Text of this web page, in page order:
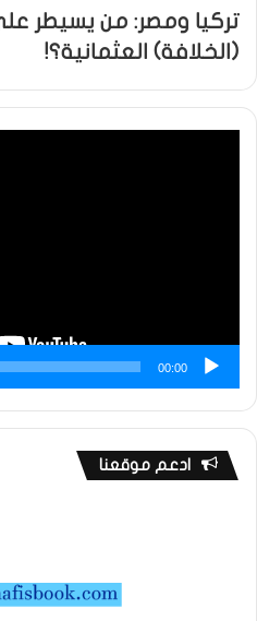
تركيا ومصر: من يسيطر
(الخلافة) العثمانية؟!
00:00
ادعم موقعنا